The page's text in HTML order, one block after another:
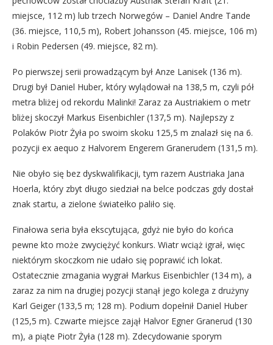
miejsce, 112 m) lub trzech Norwegów – Daniel Andre Tande
(36. miejsce, 110,5 m), Robert Johansson (45. miejsce, 106 m)
i Robin Pedersen (49. miejsce, 82 m).
Po pierwszej serii prowadzącym był Anze Lanisek (136 m).
Drugi był Daniel Huber, który wylądował na 138,5 m, czyli pół
metra bliżej od rekordu Malinki! Zaraz za Austriakiem o metr
bliżej skoczył Markus Eisenbichler (137,5 m). Najlepszy z
Polaków Piotr Żyła po swoim skoku 125,5 m znalazł się na 6.
pozycji ex aequo z Halvorem Engerem Granerudem (131,5 m).
Nie obyło się bez dyskwalifikacji, tym razem Austriaka Jana
Hoerla, który zbyt długo siedział na belce podczas gdy dostał
znak startu, a zielone światełko paliło się.
Finałowa seria była ekscytująca, gdyż nie było do końca
pewne kto może zwyciężyć konkurs. Wiatr wciąż igrał, więc
niektórym skoczkom nie udało się poprawić ich lokat.
Ostatecznie zmagania wygrał Markus Eisenbichler (134 m), a
zaraz za nim na drugiej pozycji stanął jego kolega z drużyny
Karl Geiger (133,5 m; 128 m). Podium dopełnił Daniel Huber
(125,5 m). Czwarte miejsce zajął Halvor Egner Granerud (130
m), a piąte Piotr Żyła (128 m). Zdecydowanie sporym